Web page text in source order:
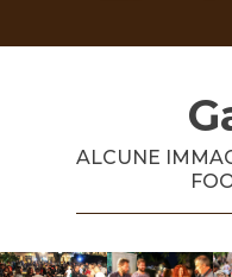
ALCUNE